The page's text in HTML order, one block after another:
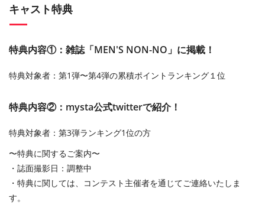
キャスト特典
特典内容①：雑誌「MEN'S NON-NO」に掲載！
特典対象者：第1弾〜第4弾の累積ポイントランキング１位
特典内容②：mysta公式twitterで紹介！
特典対象者：第3弾ランキング1位の⽅
〜特典に関するご案内〜
・誌⾯撮影⽇：調整中
・特典に関しては、コンテスト主催者を通じてご連絡いたしま
す。